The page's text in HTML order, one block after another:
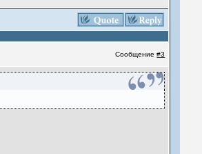
Сообщение#3